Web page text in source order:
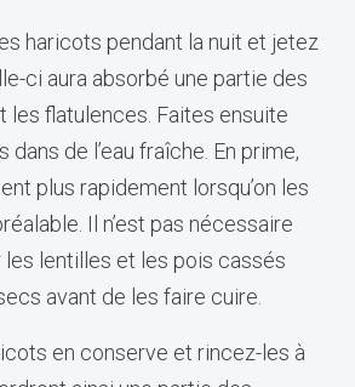
haricots pendant la nuit et jetez
ci aura absorbé une partie des
les flatulences. Faites ensuite
de l’eau fraîche. En prime,
plus rapidement lorsqu’on les
Il n’est pas nécessaire
lentilles et les pois cassés
avant de les faire cuire.
en conserve et rincez-les à